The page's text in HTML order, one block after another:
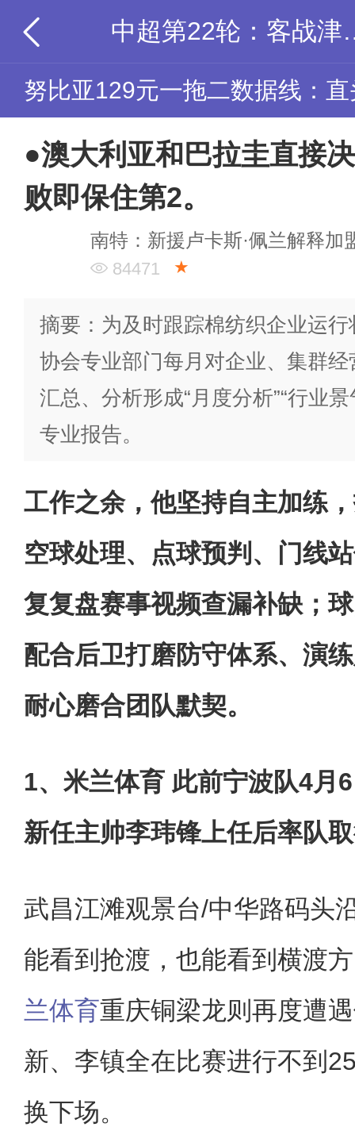
中超第22轮
努比亚129元一拖二数据线：
●澳大利亚和巴拉圭直接
败即保住第2。
南特：新援卢卡斯·佩兰解释加
84471 ★
摘要：为及时跟踪棉纺织企业运
协会专业部门每月对企业、集群
汇总、分析形成“月度分析”“行业
专业报告。
工作之余，他坚持自主加练
空球处理、点球预判、门线
复复盘赛事视频查漏补缺；
配合后卫打磨防守体系、演
耐心磨合团队默契。
1、米兰体育 此前宁波队4月
新任主帅李玮锋上任后率队
武昌江滩观景台/中华路码头
能看到抢渡，也能看到横渡
兰体育重庆铜梁龙则再度遭
新、李镇全在比赛进行不到
换下场。